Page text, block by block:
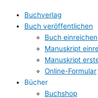
Buchverlag
Buch veröffentlichen
Buch einreichen
Manuskript
Manuskript
Online-Formular
Bücher
Buchshop